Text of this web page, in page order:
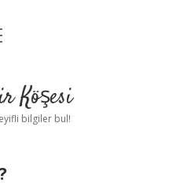
Köşesi
bilgiler bul!